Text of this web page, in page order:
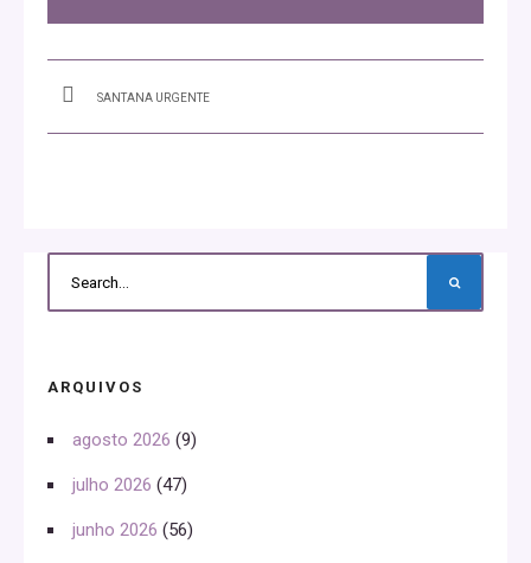
SANTANA URGENTE
ARQUIVOS
agosto 2026 (9)
julho 2026 (47)
junho 2026 (56)